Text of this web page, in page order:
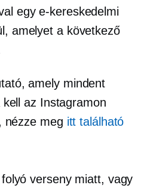
egy e-kereskedelmi
amelyet a következő
amely mindent
az Instagramon
nézze meg itt található
verseny miatt, vagy